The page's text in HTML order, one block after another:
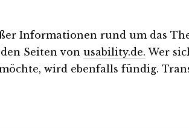
Informationen rund um das
Seiten von usability.de. Wer
wird ebenfalls fündig.